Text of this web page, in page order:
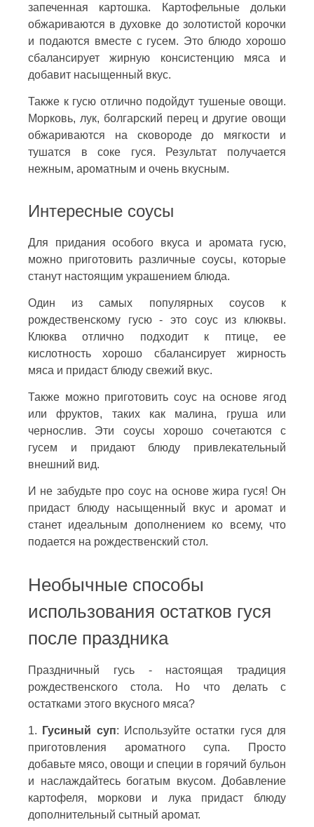
запеченная картошка. Картофельные дольки
обжариваются в духовке до золотистой корочки
и подаются вместе с гусем. Это блюдо хорошо
сбалансирует жирную консистенцию мяса и
добавит насыщенный вкус.
Также к гусю отлично подойдут тушеные овощи.
Морковь, лук, болгарский перец и другие овощи
обжариваются на сковороде до мягкости и
тушатся в соке гуся. Результат получается
нежным, ароматным и очень вкусным.
Интересные соусы
Для придания особого вкуса и аромата гусю,
можно приготовить различные соусы, которые
станут настоящим украшением блюда.
Один из самых популярных соусов к
рождественскому гусю - это соус из клюквы.
Клюква отлично подходит к птице, ее
кислотность хорошо сбалансирует жирность
мяса и придаст блюду свежий вкус.
Также можно приготовить соус на основе ягод
или фруктов, таких как малина, груша или
чернослив. Эти соусы хорошо сочетаются с
гусем и придают блюду привлекательный
внешний вид.
И не забудьте про соус на основе жира гуся! Он
придаст блюду насыщенный вкус и аромат и
станет идеальным дополнением ко всему, что
подается на рождественский стол.
Необычные способы
использования остатков гуся
после праздника
Праздничный гусь - настоящая традиция
рождественского стола. Но что делать с
остатками этого вкусного мяса?
1. Гусиный суп: Используйте остатки гуся для
приготовления ароматного супа. Просто
добавьте мясо, овощи и специи в горячий бульон
и наслаждайтесь богатым вкусом. Добавление
картофеля, моркови и лука придаст блюду
дополнительный сытный аромат.